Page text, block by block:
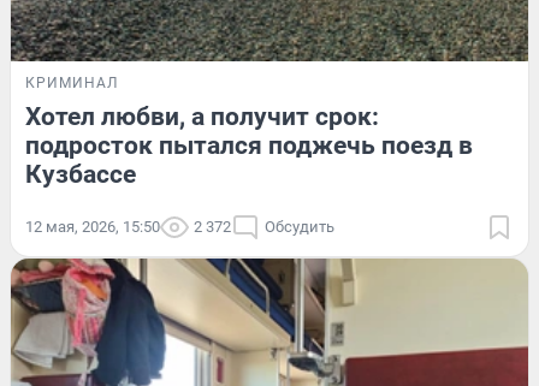
КРИМИНАЛ
Хотел любви, а получит срок:
подросток пытался поджечь поезд в
Кузбассе
12 мая, 2026, 15:50 2 372 Обсудить